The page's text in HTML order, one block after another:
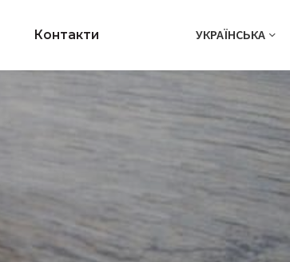
Контакти УКРАЇНСЬКА